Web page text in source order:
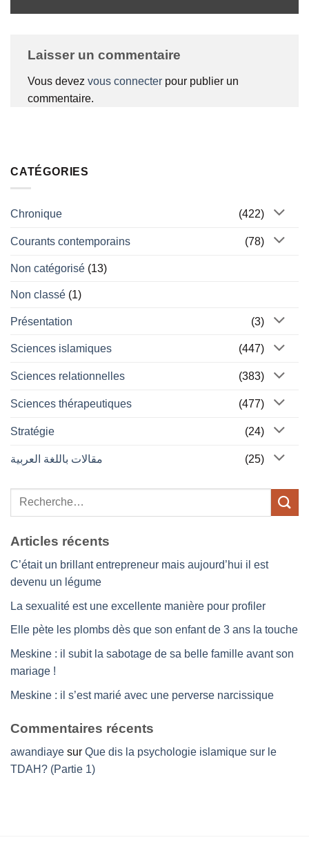
Laisser un commentaire
Vous devez vous connecter pour publier un
commentaire.
CATÉGORIES
Chronique (422)
Courants contemporains (78)
Non catégorisé (13)
Non classé (1)
Présentation (3)
Sciences islamiques (447)
Sciences relationnelles (383)
Sciences thérapeutiques (477)
Stratégie (24)
مقالات باللغة العربية (25)
Articles récents
C’était un brillant entrepreneur mais aujourd’hui il est
devenu un légume
La sexualité est une excellente manière pour profiler
Elle pète les plombs dès que son enfant de 3 ans la touche
Meskine : il subit la sabotage de sa belle famille avant son
mariage !
Meskine : il s’est marié avec une perverse narcissique
Commentaires récents
awandiaye sur Que dis la psychologie islamique sur le
TDAH? (Partie 1)